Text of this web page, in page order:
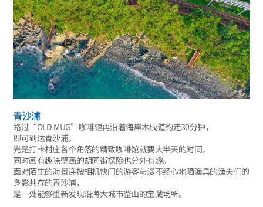
青沙浦
路过“OLD MUG”咖啡馆再沿着海岸木栈道约走30分钟，
即可到达青沙浦。
光是打卡村庄各个角落的精致咖啡馆就要大半天的时间，
同时画有趣味壁画的胡同街探险也分外有趣。
面对陌生的海景连按相机快门的游客与漫不经心地晒渔具的渔夫们的
身影共存的青沙浦，
是一处能够重新发现沿海大城市釜山的宝藏场所。